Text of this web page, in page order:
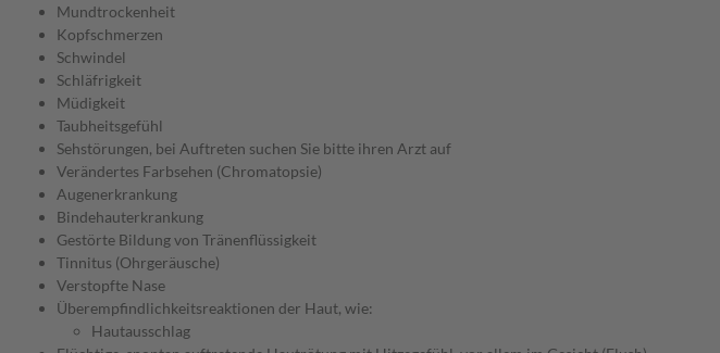
Mundtrockenheit
Kopfschmerzen
Schwindel
Schläfrigkeit
Müdigkeit
Taubheitsgefühl
Sehstörungen, bei Auftreten suchen Sie bitte ihren Arzt auf
Verändertes Farbsehen (Chromatopsie)
Augenerkrankung
Bindehauterkrankung
Gestörte Bildung von Tränenflüssigkeit
Tinnitus (Ohrgeräusche)
Verstopfte Nase
Überempfindlichkeitsreaktionen der Haut, wie:
Hautausschlag